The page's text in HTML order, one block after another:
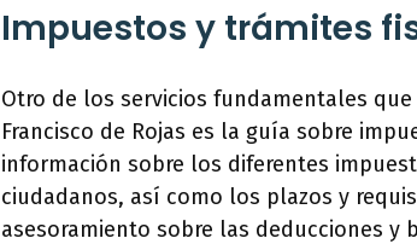
Impuestos y trámites
Otro de los servicios fundamentales
Francisco de Rojas es la guía sobre
información sobre los diferentes
ciudadanos, así como los plazos y
asesoramiento sobre las deducciones